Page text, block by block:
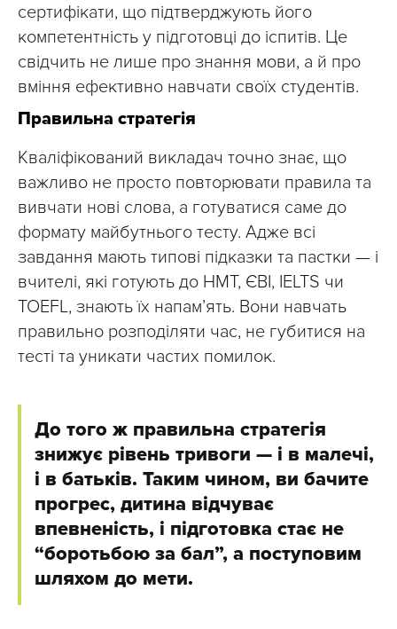
сертифікати, що підтверджують його
компетентність у підготовці до іспитів. Це
свідчить не лише про знання мови, а й про
вміння ефективно навчати своїх студентів.
Правильна стратегія
Кваліфікований викладач точно знає, що
важливо не просто повторювати правила та
вивчати нові слова, а готуватися саме до
формату майбутнього тесту. Адже всі
завдання мають типові підказки та пастки — і
вчителі, які готують до НМТ, ЄВІ, IELTS чи
TOEFL, знають їх напам’ять. Вони навчать
правильно розподіляти час, не губитися на
тесті та уникати частих помилок.
До того ж правильна стратегія
знижує рівень тривоги — і в малечі,
і в батьків. Таким чином, ви бачите
прогрес, дитина відчуває
впевненість, і підготовка стає не
“боротьбою за бал”, а поступовим
шляхом до мети.